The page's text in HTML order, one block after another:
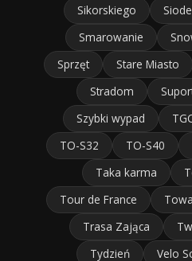
Sikorskiego
Smarowanie
Sprzęt
Stare Miasto
Stradom
Szybki wypad
TO-S32
TO-S40
Taka karma
Tour de France
Trasa Zająca
Tydzień
Velo